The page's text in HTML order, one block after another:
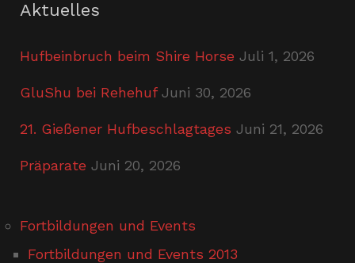
Aktuelles
Hufbeinbruch beim Shire Horse Juli 1, 2026
GluShu bei Rehehuf Juni 30, 2026
21. Gießener Hufbeschlagtages Juni 21, 2026
Präparate Juni 20, 2026
Fortbildungen und Events
Fortbildungen und Events 2013